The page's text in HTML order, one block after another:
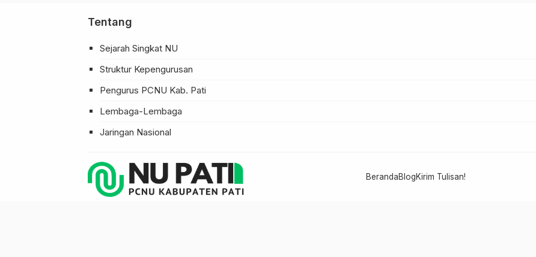
Tentang
Sejarah Singkat NU
Struktur Kepengurusan
Pengurus PCNU Kab. Pati
Lembaga-Lembaga
Jaringan Nasional
BerandaBlogKirim Tulisan!